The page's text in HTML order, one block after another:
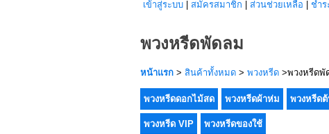
เข้าสู่ระบบ สมัครสมาชิก ส่วนช่วยเหลือ ชำร
พวงหรีดพัดลม
หน้าแรก > สินค้าทั้งหมด > พวงหรีด >พวงหรีดพั
พวงหรีดดอกไม้สด พวงหรีดผ้าห่ม พวงหรีด
พวงหรีด VIP พวงหรีดของใช้